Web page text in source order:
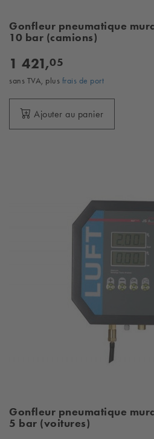
Gonfleur pneumatique
10 bar (camions)
1 421,05
sans TVA, plus frais de port
Ajouter au panier
Gonfleur pneumatique
5 bar (voitures)